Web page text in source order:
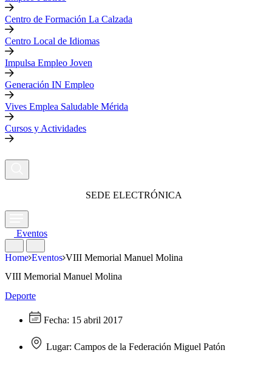
Centro de Formación La Calzada
Centro Local de Idiomas
Impulsa Empleo Joven
Generación IN Empleo
Vives Emplea Saludable Mérida
Cursos y Actividades
SEDE ELECTRÓNICA
Eventos
Home Eventos VIII Memorial Manuel Molina
VIII Memorial Manuel Molina
Deporte
Fecha: 15 abril 2017
Lugar: Campos de la Federación Miguel Patón